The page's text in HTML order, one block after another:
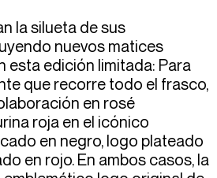
la silueta de sus
nuevos matices
esta edición limitada: Para
que recorre todo el frasco,
en rosé
roja en el icónico
en negro, logo plateado
en rojo. En ambos casos, la